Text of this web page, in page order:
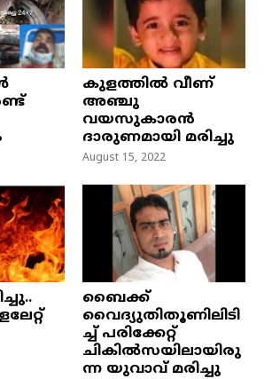
കുളത്തില്‍ വീണ്
അഞ്ചു
വയസുകാരന്‍
ദാരുണമായി മരിച്ചു
August 15, 2022
ബൈക്ക്
വൈദ്യുതിതൂണിലിടി
ച്ച്‌ പരിക്കേറ്റ്
ചികില്‍സയിലായിരു
ന്ന യുവാവ് മരിച്ചു